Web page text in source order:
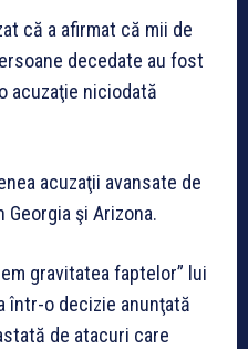
că a afirmat că mii de
decedate au fost
acuzaţie niciodată
acuzaţii avansate de
şi Arizona.
gravitatea faptelor” lui
într-o decizie anunţată
de atacuri care